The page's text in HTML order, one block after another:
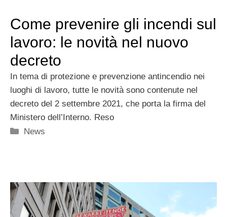
Come prevenire gli incendi sul
lavoro: le novità nel nuovo
decreto
In tema di protezione e prevenzione antincendio nei
luoghi di lavoro, tutte le novità sono contenute nel
decreto del 2 settembre 2021, che porta la firma del
Ministero dell’Interno. Reso
Categorie
News